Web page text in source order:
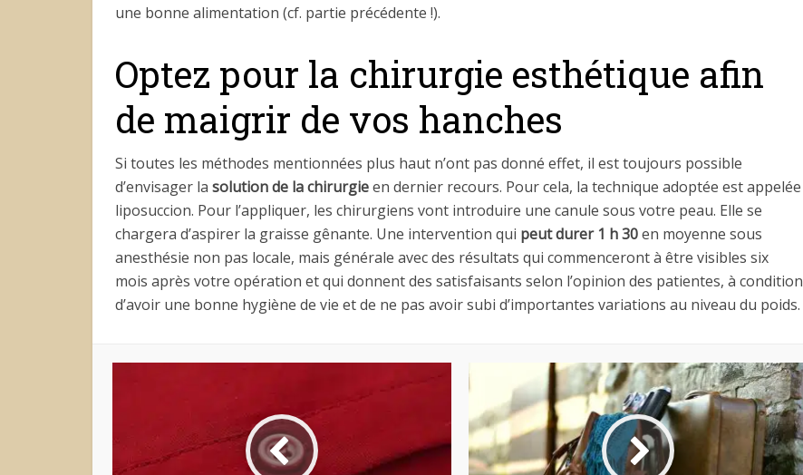
une bonne alimentation (cf. partie précédente !).
Optez pour la chirurgie esthétique afin
de maigrir de vos hanches
Si toutes les méthodes mentionnées plus haut n’ont pas donné effet, il est toujours possible
d’envisager la solution de la chirurgieen dernier recours. Pour cela, la technique adoptée est appelée
liposuccion. Pour l’appliquer, les chirurgiens vont introduire une canule sous votre peau. Elle se
chargera d’aspirer la graisse gênante. Une intervention qui peut durer 1 h 30en moyenne sous
anesthésie non pas locale, mais générale avec des résultats qui commenceront à être visibles six
mois après votre opération et qui donnent des satisfaisants selon l’opinion des patientes, à condition
d’avoir une bonne hygiène de vie et de ne pas avoir subi d’importantes variations au niveau du poids.